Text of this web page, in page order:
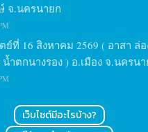
จ.นครนายก
ย์ที่ 16 สิงหาคม 2569 ( อาสา ล่
ำตกนางรอง ) อ.เมือง จ.นครน
เว็บไซต์มีอะไรบ้าง?